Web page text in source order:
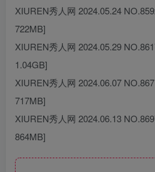
XIUREN秀人网 2024.05.24
722MB]
XIUREN秀人网 2024.05.29
1.04GB]
XIUREN秀人网 2024.06.07
717MB]
XIUREN秀人网 2024.06.13
864MB]